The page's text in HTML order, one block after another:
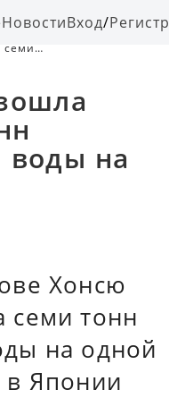
НовостиВход/
семи
воды на
Хонсю
семи тонн
на одной
в Японии